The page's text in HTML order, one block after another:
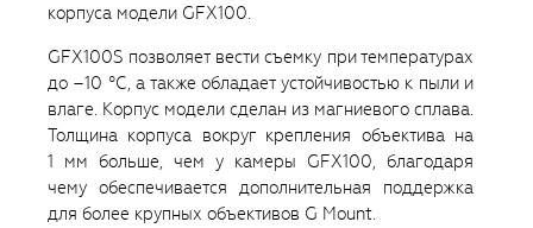
корпуса модели GFX100.
GFX100S позволяет вести съемку при температурах
до –10 °C, а также обладает устойчивостью к пыли и
влаге. Корпус модели сделан из магниевого сплава.
Толщина корпуса вокруг крепления объектива на
1 мм больше, чем у камеры GFX100, благодаря
чему обеспечивается дополнительная поддержка
для более крупных объективов G Mount.